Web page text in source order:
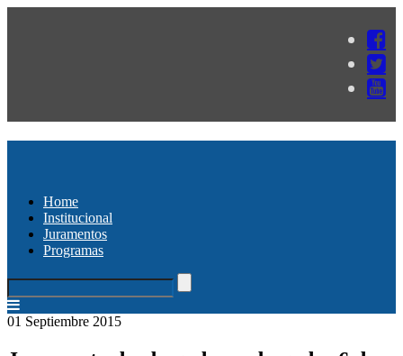
Home
Institucional
Juramentos
Programas
01 Septiembre 2015